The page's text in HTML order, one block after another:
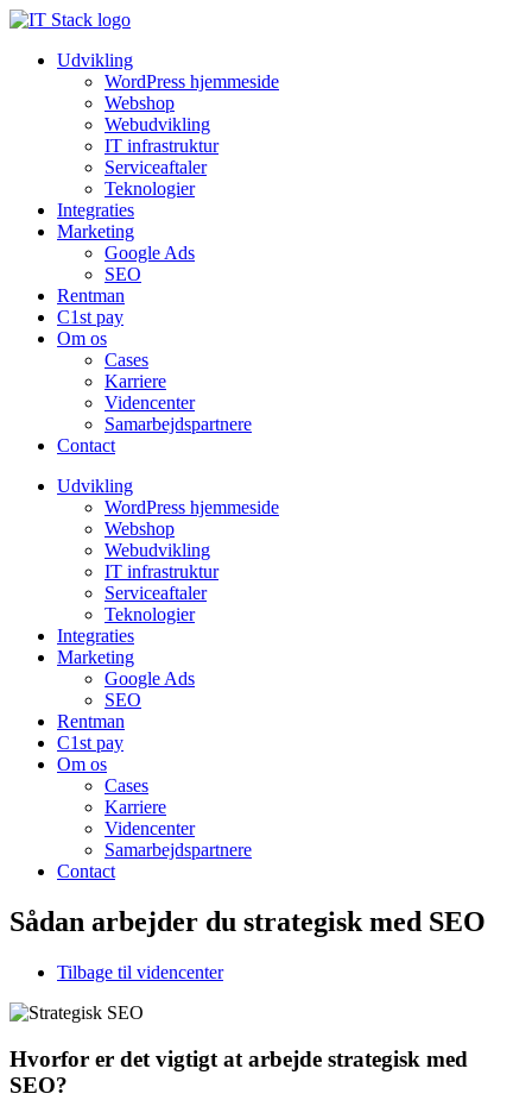
Udvikling
WordPress hjemmeside
Webshop
Webudvikling
IT infrastruktur
Serviceaftaler
Teknologier
Integraties
Marketing
Google Ads
SEO
Rentman
C1st pay
Om os
Cases
Karriere
Videncenter
Samarbejdspartnere
Contact
Udvikling
WordPress hjemmeside
Webshop
Webudvikling
IT infrastruktur
Serviceaftaler
Teknologier
Integraties
Marketing
Google Ads
SEO
Rentman
C1st pay
Om os
Cases
Karriere
Videncenter
Samarbejdspartnere
Contact
Sådan arbejder du strategisk med SEO
Tilbage til videncenter
Hvorfor er det vigtigt at arbejde strategisk med
SEO?